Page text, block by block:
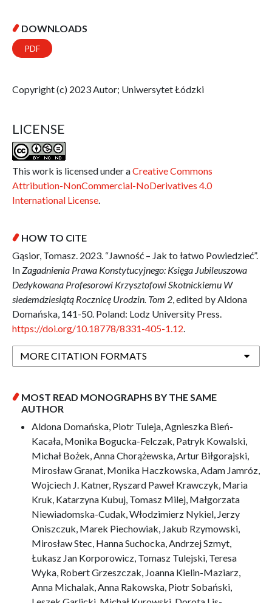
DOWNLOADS
PDF
Copyright (c) 2023 Autor; Uniwersytet Łódzki
LICENSE
This work is licensed under aCreative Commons
Attribution-NonCommercial-NoDerivatives 4.0
International License
HOW TO CITE
Gąsior, Tomasz. 2023. “Jawność – Jak to łatwo Powiedzieć”.
In Zagadnienia Prawa Konstytucyjnego: Księga Jubileuszowa
Dedykowana Profesorowi Krzysztofowi Skotnickiemu W
siedemdziesiątą Rocznicę Urodzin. Tom 2 , edited by Aldona
Domańska, 141-50. Poland: Lodz University Press.
https://doi.org/10.18778/8331-405-1.12
MORE CITATION FORMATS
MOST READ MONOGRAPHS BY THE SAME
AUTHOR
Aldona Domańska, Piotr Tuleja, Agnieszka Bień-
Kacała, Monika Bogucka-Felczak, Patryk Kowalski,
Michał Bożek, Anna Chorążewska, Artur Biłgorajski,
Mirosław Granat, Monika Haczkowska, Adam Jamróz,
Wojciech J. Katner, Ryszard Paweł Krawczyk, Maria
Kruk, Katarzyna Kubuj, Tomasz Milej, Małgorzata
Niewiadomska-Cudak, Włodzimierz Nykiel, Jerzy
Oniszczuk, Marek Piechowiak, Jakub Rzymowski,
Mirosław Stec, Hanna Suchocka, Andrzej Szmyt,
Łukasz Jan Korporowicz, Tomasz Tulejski, Teresa
Wyka, Robert Grzeszczak, Joanna Kielin-Maziarz,
Anna Michalak, Anna Rakowska, Piotr Sobański,